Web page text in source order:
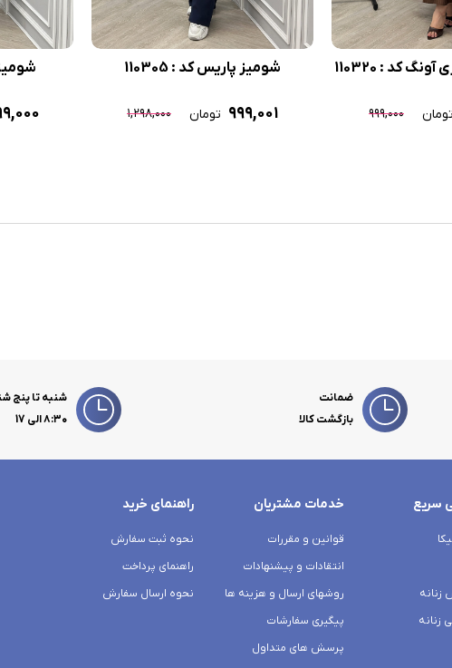
کد : 110320
تومان ۹۹۹,۰۰۰
شومیز پاریس کد : 110305
۹۹۹,۰۰۱ تومان ۱,۲۹۸,۰۰۰
شومیز
ضمانت
بازگشت کالا
شنبه تا پنج
۸:۳۰ الی 17
سریع
زنانه
زنانه
خدمات مشتریان
قوانین و مقررات
انتقادات و پیشنهادات
روشهای ارسال و هزینه ها
پیگیری سفارشات
پرسش های متداول
راهنمای خرید
نحوه ثبت سفارش
راهنمای پرداخت
نحوه ارسال سفارش